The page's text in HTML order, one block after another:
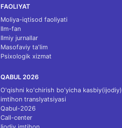
FAOLIYAT
Moliya-iqtisod faoliyati
Ilm-fan
Ilmiy jurnallar
Masofaviy ta'lim
Psixologik xizmat
QABUL 2026
O'qishni ko'chirish bo'yicha kasbiy(ijodiy)
imtihon translyatsiyasi
Qabul-2026
Call-center